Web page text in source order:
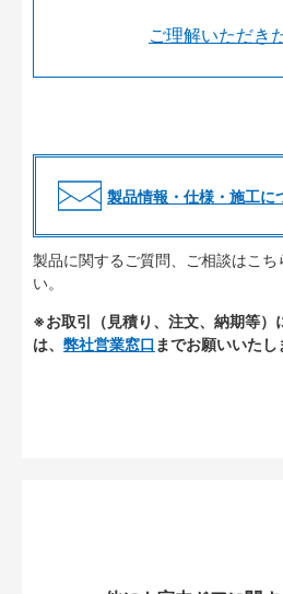
ご理解いただき
製品情報・仕様・施工に
製品に関するご質問、ご相談はこち
い。
※お取引（見積り、注文、納期等）
は、 弊社営業窓口 までお願いいたし